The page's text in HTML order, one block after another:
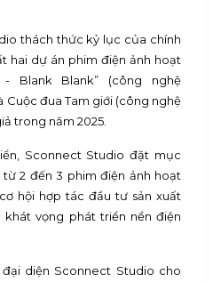
thách thức kỷ lục của chính
hai dự án phim điện ảnh hoạt
Blank Blank” (công nghệ
đua Tam giới (công nghệ
trong năm 2025.
Sconnect Studio đặt mục
2 đến 3 phim điện ảnh hoạt
hội hợp tác đầu tư sản xuất
vọng phát triển nền điện
diện Sconnect Studio cho